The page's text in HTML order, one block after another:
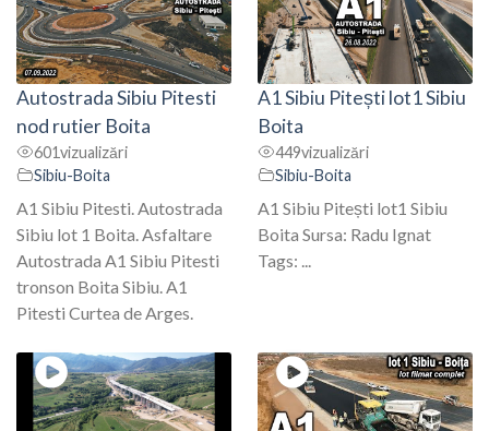
Autostrada Sibiu Pitesti
nod rutier Boita
601vizualizări
Sibiu-Boita
A1 Sibiu Pitesti. Autostrada
Sibiu lot 1 Boita. Asfaltare
Autostrada A1 Sibiu Pitesti
tronson Boita Sibiu. A1
Pitesti Curtea de Arges.
A1 Sibiu Pitești lot1 Sibiu
Boita
449vizualizări
Sibiu-Boita
A1 Sibiu Pitești lot1 Sibiu
Boita Sursa: Radu Ignat
Tags: ...